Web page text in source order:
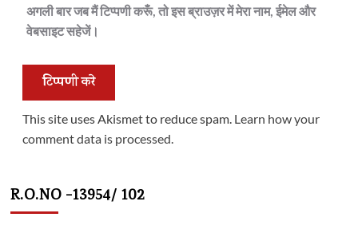
अगली बार जब मैं टिप्पणी करूँ, तो इस ब्राउज़र में मेरा नाम, ईमेल और
वेबसाइट सहेजें।
This site uses Akismet to reduce spam. Learn how your
comment data is processed.
R.O.NO -13954/ 102